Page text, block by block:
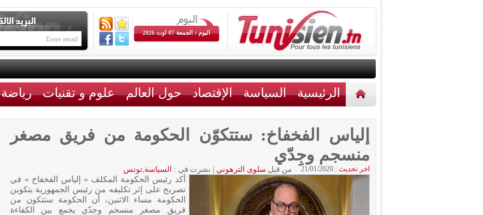
اليوم : الجمعة 07 اوت 2026
الرئيسية السياسة الإقتصاد حول العالم علوم و تقنيات رياضة
إلياس الفخفاخ: ستتكوّن الحكومة من فريق مصغر
منسجم وجِدّي
اخر تحديث : 21/01/2020 من قبل سلوى الترهوني | نشرت في : السياسة,تونس
أكد رئيس الحكومة المكلف « إلياس الفخفاخ » في
تصريح على إثر تكليفه من رئيس الجمهورية بتكوين
الحكومة مساء الاثنين، أن الحكومة ستتكون من
فريق مصغر منسجم وجدّي يجمع بين الكفاءة